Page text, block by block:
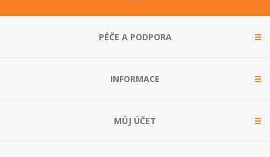
PÉČE A PODPORA
INFORMACE
MŮJ ÚČET